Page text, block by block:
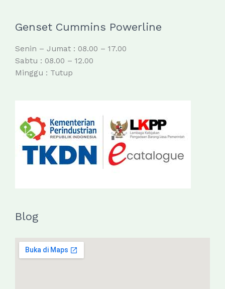
Genset Cummins Powerline
Senin – Jumat : 08.00 – 17.00
Sabtu : 08.00 – 12.00
Minggu : Tutup
Blog